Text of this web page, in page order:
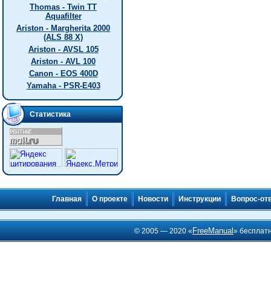
Thomas - Twin TT
Aquafilter
Ariston - Margherita 2000
(ALS 88 X)
Ariston - AVSL 105
Ariston - AVL 100
Canon - EOS 400D
Yamaha - PSR-E403
Статистика
Главная О проекте Новости Инструкции Вопрос-
© 2005 — 2020 « FreeManual»